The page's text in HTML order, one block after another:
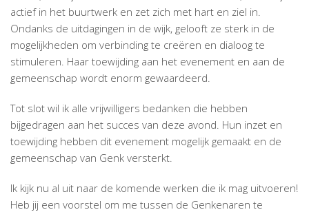
actief in het buurtwerk en zet zich met hart en ziel in.
Ondanks de uitdagingen in de wijk, gelooft ze sterk in de
mogelijkheden om verbinding te creëren en dialoog te
stimuleren. Haar toewijding aan het evenement en aan de
gemeenschap wordt enorm gewaardeerd.
Tot slot wil ik alle vrijwilligers bedanken die hebben
bijgedragen aan het succes van deze avond. Hun inzet en
toewijding hebben dit evenement mogelijk gemaakt en de
gemeenschap van Genk versterkt.
Ik kijk nu al uit naar de komende werken die ik mag uitvoeren!
Heb jij een voorstel om me tussen de Genkenaren te